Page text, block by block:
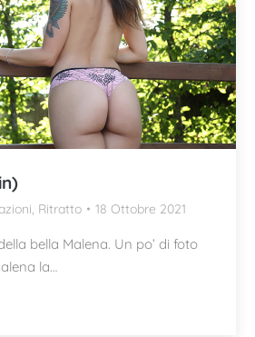
, Ritratto 18 Ottobre 2021
bella Malena. Un po’ di foto
la…